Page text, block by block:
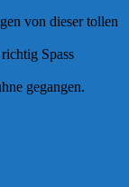
von dieser tollen
Spass
gegangen.